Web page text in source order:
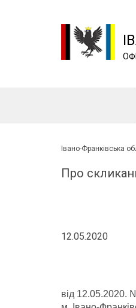
Івано-Франківська
Про
12.05.2020
від 12.05.2020.